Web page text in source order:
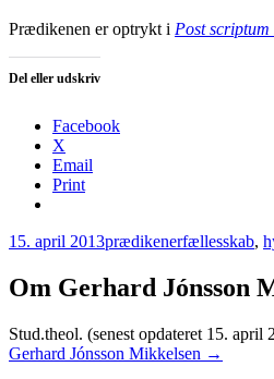
Prædikenen er optrykt i Post scriptum
Del eller udskriv
Facebook
X
Email
Print
15. april 2013prædikenerfællesskab,
Om Gerhard Jónsson
Stud.theol. (senest opdateret 15. april
Gerhard Jónsson Mikkelsen →